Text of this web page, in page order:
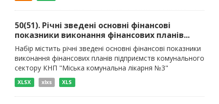
50(51). Річні зведені основні фінансові
показники виконання фінансових планів...
Набір містить річні зведені основні фінансові показники
виконання фінансових планів підприємств комунального
сектору КНП "Міська комунальна лікарня №3"
XLSX xlxs XLS